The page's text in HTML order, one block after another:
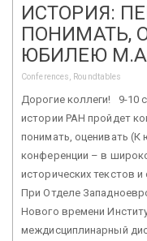
ИСТОРИЯ:
ПОНИМАТЬ,
ЮБИЛЕЮ
Conferences, Roundtables
Дорогие коллеги! 9-10
истории РАН пройдет
понимать, оценивать
конференции – в
исторических текстов
При Отделе
Нового времени
междисциплинарный